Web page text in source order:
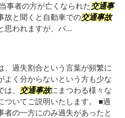
事者の方が亡くなられた交通事
故と聞くと自動車での交通事故
思われますが、バ...
、過失割合という言葉が頻繁に
よく分からないという方も少な
、 交通事故にまつわる様々な
ついてご説明いたします。 ■過
者の一方にのみ過失があったと